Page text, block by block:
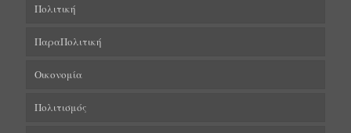
Πολιτική
ΠαραΠολιτική
Οικονομία
Πολιτισμός